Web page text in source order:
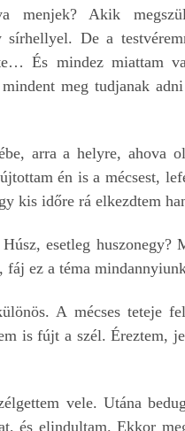
menjek? Akik
sírhellyel. De a
És mindez miattam
meg tudjanak
arra a helyre, ahova
én is a mécsest,
kis időre rá elkezdtem
esetleg huszonegy?
fáj ez a téma
A mécses teteje
is fújt a szél. Éreztem,
vele. Utána
és elindultam. Ekkor